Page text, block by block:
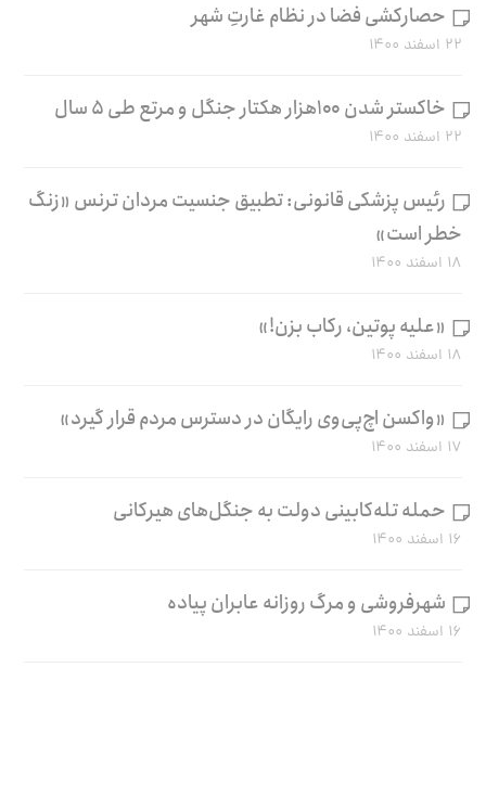
حصارکشی فضا در نظام غارتِ شهر
۲۲ اسفند ۱۴۰۰
خاکستر شدن ۱۰۰هزار هکتار جنگل و مرتع طی ۵ سال
۲۲ اسفند ۱۴۰۰
رئیس پزشکی قانونی: تطبیق جنسیت مردان ترنس «زنگ
خطر است»
۱۸ اسفند ۱۴۰۰
«علیه پوتین، رکاب بزن!»
۱۸ اسفند ۱۴۰۰
«واکسن اچ‌پی‌وی رایگان در دسترس مردم قرار گیرد»
۱۷ اسفند ۱۴۰۰
حمله تله‌کابینی دولت به جنگل‌های هیرکانی
۱۶ اسفند ۱۴۰۰
شهرفروشی و مرگ روزانه عابران پیاده
۱۶ اسفند ۱۴۰۰